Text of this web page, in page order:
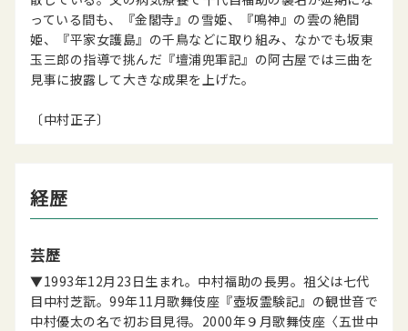
っている間も、『金閣寺』の雪姫、『鳴神』の雲の絶間
姫、『平家女護島』の千鳥などに取り組み、なかでも坂東
玉三郎の指導で挑んだ『壇浦兜軍記』の阿古屋では三曲を
見事に披露して大きな成果を上げた。
〔中村正子〕
経歴
芸歴
▼1993年12月23日生まれ。中村福助の長男。祖父は七代
目中村芝翫。99年11月歌舞伎座『壺坂霊験記』の観世音で
中村優太の名で初お目見得。2000年９月歌舞伎座〈五世中